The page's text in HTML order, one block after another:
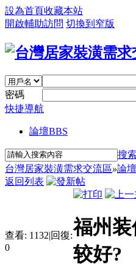
設為首頁收藏本站
開啟輔助訪問 切換到窄版
密碼
快捷導航
論壇BBS
搜索
台灣居家裝潢需求交流區»論壇
返回列表
查看: 1132|回復:
0
福州
较好?